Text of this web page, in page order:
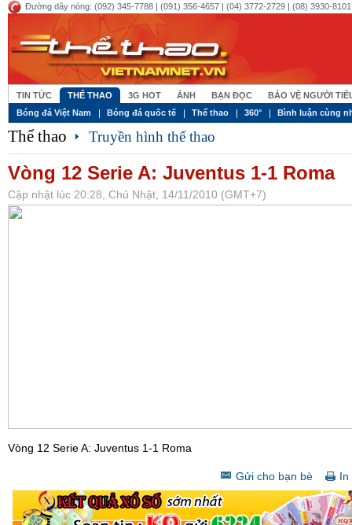
Đường dây nóng: (092) 345-7788 | (091) 356-4657 | (04) 3772-2729 | (08) 3930-
TIN TỨC THỂ THAO 3G HOT ẢNH BẠN ĐỌC
BẢO VỆ NGƯỜI
Bóng đá Việt Nam
Bóng đá quốc tế Thể thao 360° Bình luận cùng
Thể thao Truyền hình thể thao
Vòng 12 Serie A: Juventus 1-1 Roma
Cập nhật lúc 20:28, Chủ Nhật, 14/11/2010 (GMT+7)
Vòng 12 Serie A: Juventus 1-1 Roma
Gửi cho bạn bè In